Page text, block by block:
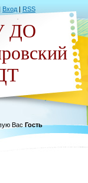
Вход | RSS
ДО
Вас Гость